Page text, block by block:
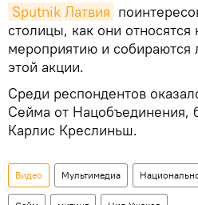
Sputnik Латвия
столицы, как они
мероприятию и собираются
этой акции.
Среди респондентов
Сейма от Нацобъединения,
Карлис Креслиньш.
Видео Мультимедиа